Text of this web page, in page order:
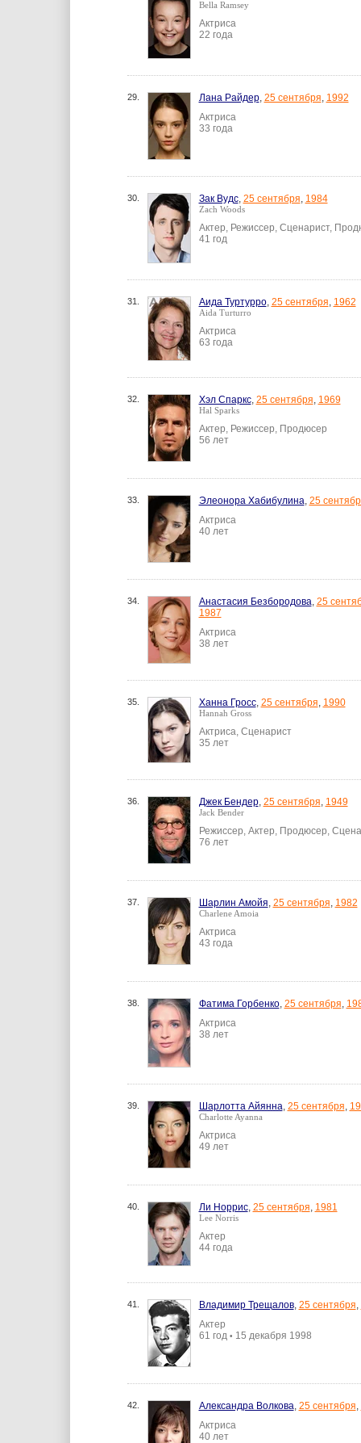
Bella Ramsey
Актриса
22 года
29. Лана Райдер, 25 сентября, 1992
Актриса
33 года
30. Зак Вудс, 25 сентября, 1984
Zach Woods
Актер, Режиссер, Сценарист,
41 год
31. Аида Туртурро, 25 сентября, 1962
Aida Turturro
Актриса
63 года
32. Хэл Спаркс, 25 сентября, 1969
Hal Sparks
Актер, Режиссер, Продюсер
56 лет
33. Элеонора Хабибулина, 25
Актриса
40 лет
34. Анастасия Безбородова, 25
1987
Актриса
38 лет
35. Ханна Гросс, 25 сентября, 1990
Hannah Gross
Актриса, Сценарист
35 лет
36. Джек Бендер, 25 сентября, 1949
Jack Bender
Режиссер, Актер, Продюсер,
76 лет
37. Шарлин Амойя, 25 сентября, 1982
Charlene Amoia
Актриса
43 года
38. Фатима Горбенко, 25 сентября,
Актриса
38 лет
39. Шарлотта Айянна, 25 сентября,
Charlotte Ayanna
Актриса
49 лет
40. Ли Норрис, 25 сентября, 1981
Lee Norris
Актер
44 года
41. Владимир Трещалов, 25 сентября,
Актер
61 год • 15 декабря 1998
42. Александра Волкова, 25 сентября,
Актриса
40 лет